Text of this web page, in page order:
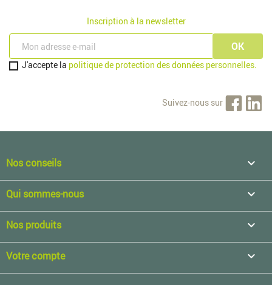
Inscription à la newsletter
J'accepte la politique de protection des données personnelles.
Suivez-nous sur
Nos conseils 
Qui sommes-nous 
Nos produits 
Votre compte 